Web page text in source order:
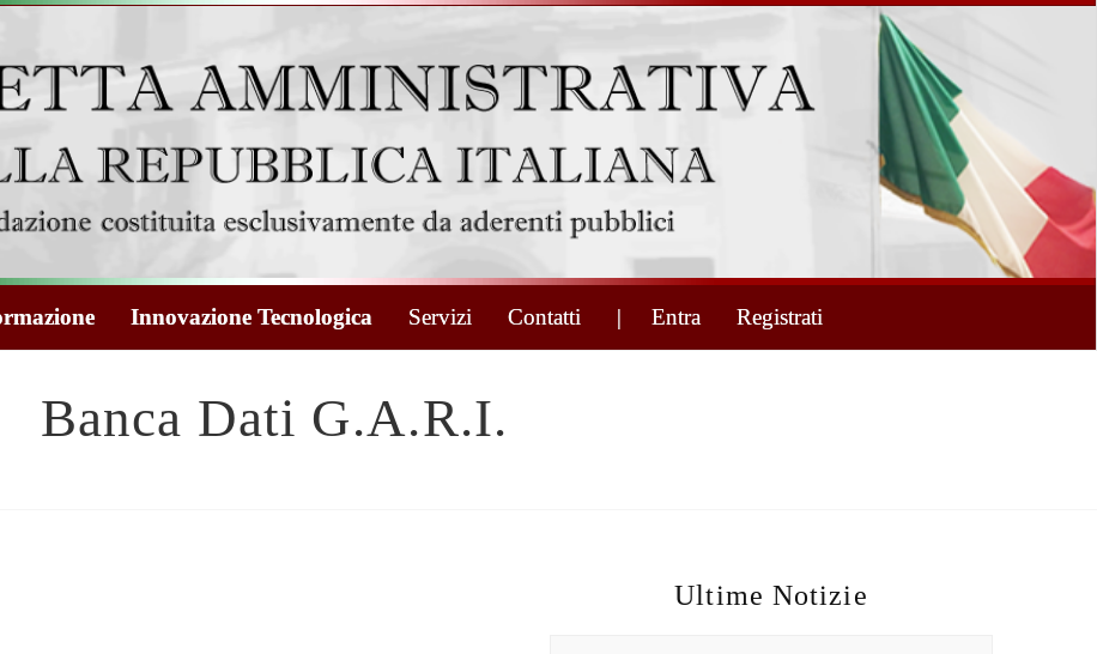
Innovazione Tecnologica Servizi Contatti | Entra Registrati
Banca Dati G.A.R.I.
Ultime Notizie